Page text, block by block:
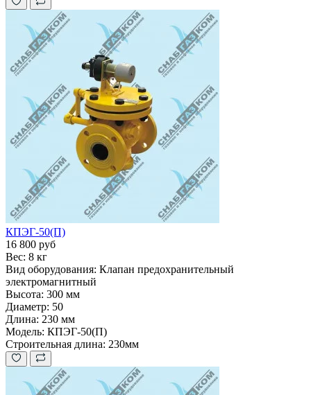
КПЭГ-50(П)
16 800 руб
Вес: 8 кг
Вид оборудования: Клапан предохранительный
электромагнитный
Высота: 300 мм
Диаметр: 50
Длина: 230 мм
Модель: КПЭГ-50(П)
Строительная длина: 230мм